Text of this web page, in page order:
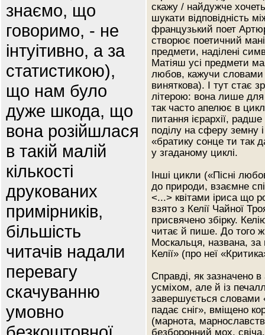
знаємо, що
говоримо, - не
інтуітивно, а за
статистикою),
що нам було
дуже шкода, що
вона розійшлася
в такій малій
кількості
друкованих
примірників,
більшість
читачів надали
перевагу
скачуванню
умовно
скажу / найдужче
шукати відповідність
французький поет
створює поетичний
предмети, наділені
Матіяш усі предмети
любов, кажучи словами
виняткова). І тут стає
літерою: вона лише
так часто апелює в
питання ієрархії,
поділу на сферу земну
«братику сонце ти так
у згаданому циклі.
Інші цикли («Пісні
до природи, взаємне
<...> квітами іриса що
взято з Келії Чайної
присвячено збірку.
читає й пише. До того
Москальця, названа,
Келії» (про неї
Справді, як зазначено
усміхом, але й із
завершується словами
падає сніг», вміщено
(марнота,
безборонний мох,